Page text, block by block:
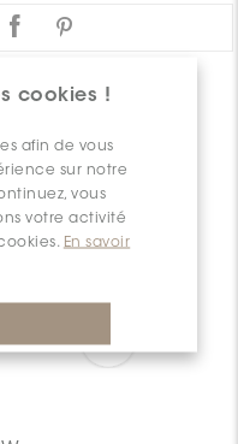
cookies !
afin de vous
sur notre
vous
votre activité
En savoir